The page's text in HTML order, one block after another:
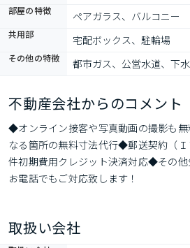
部屋の特徴 ペアガラス、バルコニー
共用部 宅配ボックス、駐輪場
その他の特徴 都市ガス、公営水道、下水
不動産会社からのコメント
◆オンライン接客や写真動画の撮影も
なる箇所の無料寸法代行◆郵送契約（
件初期費用クレジット決済対応◆その
お電話でもご対応致します！
取扱い会社